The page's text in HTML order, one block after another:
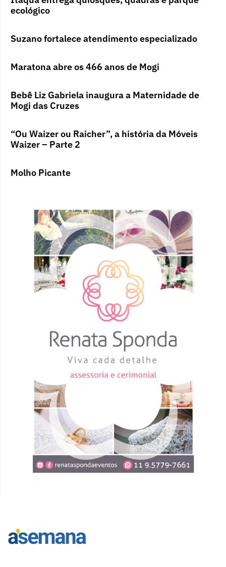
ecológico
Suzano fortalece atendimento especializado
Maratona abre os 466 anos de Mogi
Bebê Liz Gabriela inaugura a Maternidade de
Mogi das Cruzes
“Ou Waizer ou Raicher”, a história da Móveis
Waizer – Parte 2
Molho Picante